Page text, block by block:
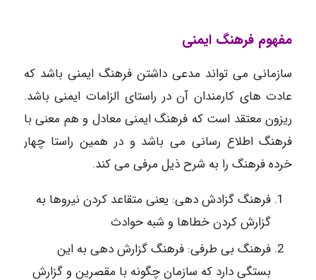
مفهوم فرهنگ ایمنی
سازمانی می تواند مدعی داشتن فرهنگ ایمنی باشد که
عادت های کارمندان آن در راستای الزامات ایمنی باشد.
ریزون معتقد است که فرهنگ ایمنی معادل و هم معنی با
فرهنگ اطلاع رسانی می باشد و در همین راستا چهار
خرده فرهنگ را به شرح ذیل مرفی می کند.
فرهنگ گزادش دهی: یعنی متقاعد کردن نیروها به
گزارش کردن خطاها و شبه حوادث
فرهنگ بی طرفی: فرهنگ گزارش دهی به این
بستگی دارد که سازمان چگونه با مقصرین و گزارش